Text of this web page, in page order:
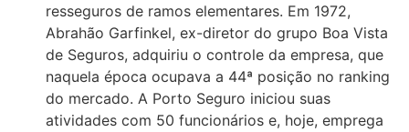
resseguros de ramos elementares. Em 1972,
Abrahão Garfinkel, ex-diretor do grupo Boa Vista
de Seguros, adquiriu o controle da empresa, que
naquela época ocupava a 44ª posição no ranking
do mercado. A Porto Seguro iniciou suas
atividades com 50 funcionários e, hoje, emprega